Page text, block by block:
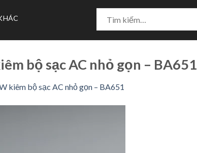
kiếm:
bộ sạc AC nhỏ gọn – BA651
kiêm bộ sạc AC nhỏ gọn – BA651